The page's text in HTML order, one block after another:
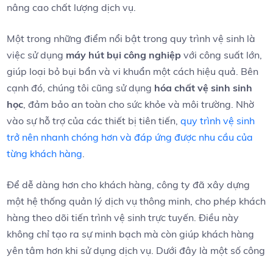
nâng cao‍ chất⁢ lượng ​dịch vụ.
Một trong những điểm nổi bật trong quy trình vệ sinh là
việc sử dụng‌ máy hút ‍bụi công nghiệp với​ công suất lớn,
giúp loại ‌bỏ ⁢bụi bẩn và⁣ vi khuẩn ⁤một cách ⁢hiệu quả. ⁤Bên
cạnh đó, chúng tôi cũng sử dụng hóa chất vệ sinh sinh
học , đảm bảo ⁣an toàn​ cho sức khỏe và‌ môi trường. ​Nhờ‌
vào⁣ sự hỗ trợ​ của các ‍thiết bị tiên tiến,quy⁣ trình vệ sinh⁢
trở nên nhanh chóng hơn và đáp ​ứng được nhu cầu của
từng khách hàng
Để dễ dàng hơn cho ​khách hàng, ⁢công ty đã xây dựng
một ⁣hệ thống quản lý dịch vụ thông minh, cho phép ‌khách
hàng ‍theo dõi tiến trình vệ sinh trực tuyến. Điều này
không chỉ ​tạo​ ra ‍sự minh⁣ bạch mà còn ⁢giúp khách hàng
yên tâm hơn⁢ khi‌ sử dụng dịch vụ. Dưới đây là​ một ⁣số ‍công